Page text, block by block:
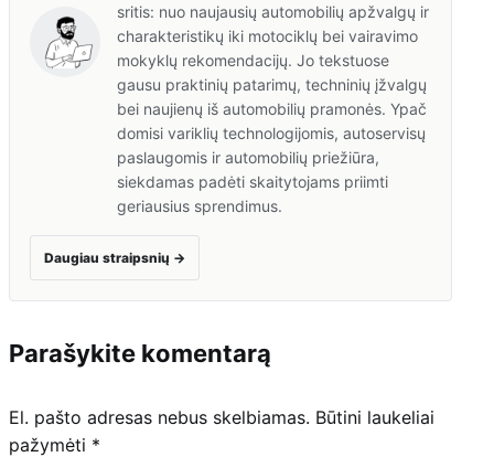
sritis: nuo naujausių automobilių apžvalgų ir
charakteristikų iki motociklų bei vairavimo
mokyklų rekomendacijų. Jo tekstuose
gausu praktinių patarimų, techninių įžvalgų
bei naujienų iš automobilių pramonės. Ypač
domisi variklių technologijomis, autoservisų
paslaugomis ir automobilių priežiūra,
siekdamas padėti skaitytojams priimti
geriausius sprendimus.
Daugiau straipsnių →
Parašykite komentarą
El. pašto adresas nebus skelbiamas. Būtini laukeliai
pažymėti *